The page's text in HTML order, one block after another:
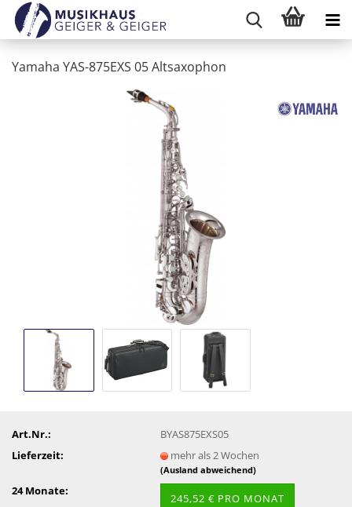
Yamaha YAS-875EXS 05 Altsaxophon
Art.Nr.:
BYAS875EXS05
Lieferzeit:
mehr als 2 Wochen
(Ausland abweichend)
24 Monate:
245,52 € PRO MONAT